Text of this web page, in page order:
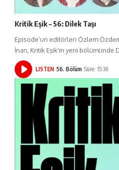
Kritik Eşik – 56: Dilek Taşı
Episode’un editörleri Özlem
İnan, Kritik Eşik'in yeni bölümünde
LISTEN 56. Bölüm Süre: 15:36